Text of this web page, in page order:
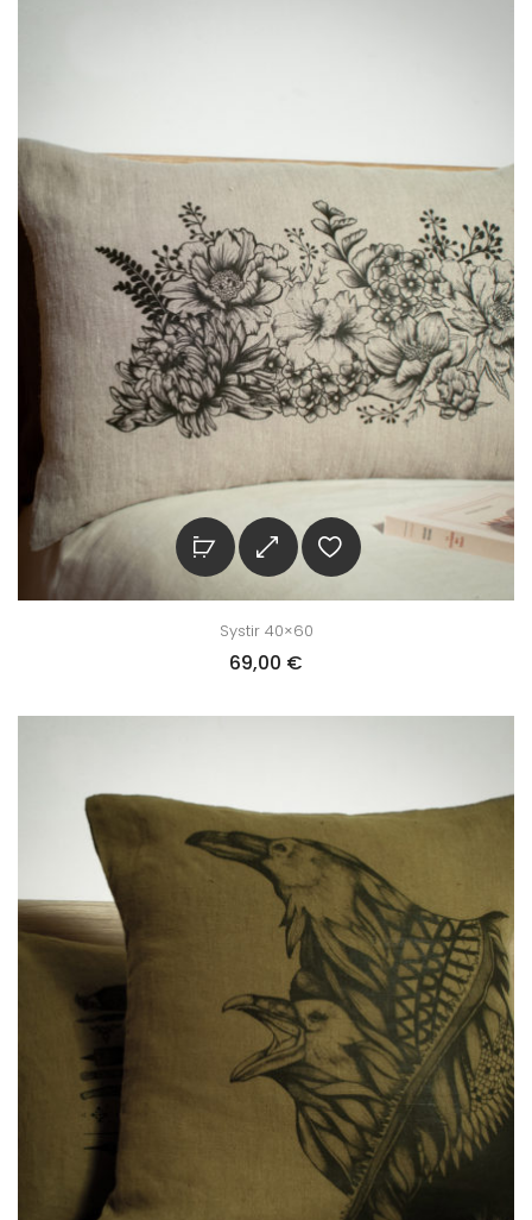
Systir 40×60
69,00 €